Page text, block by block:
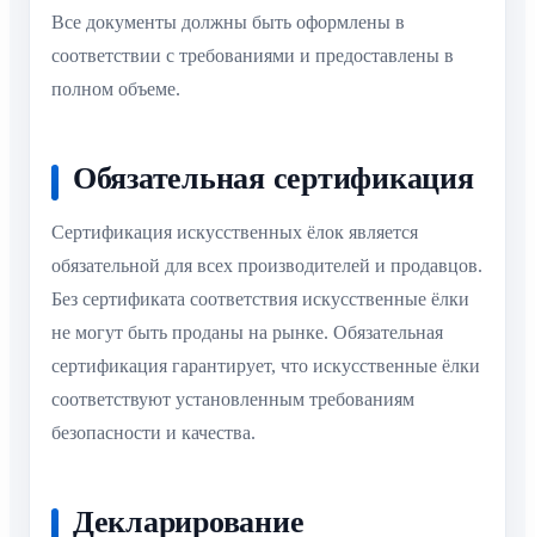
Все документы должны быть оформлены в
соответствии с требованиями и предоставлены в
полном объеме.
Обязательная сертификация
Сертификация искусственных ёлок является
обязательной для всех производителей и продавцов.
Без сертификата соответствия искусственные ёлки
не могут быть проданы на рынке. Обязательная
сертификация гарантирует, что искусственные ёлки
соответствуют установленным требованиям
безопасности и качества.
Декларирование